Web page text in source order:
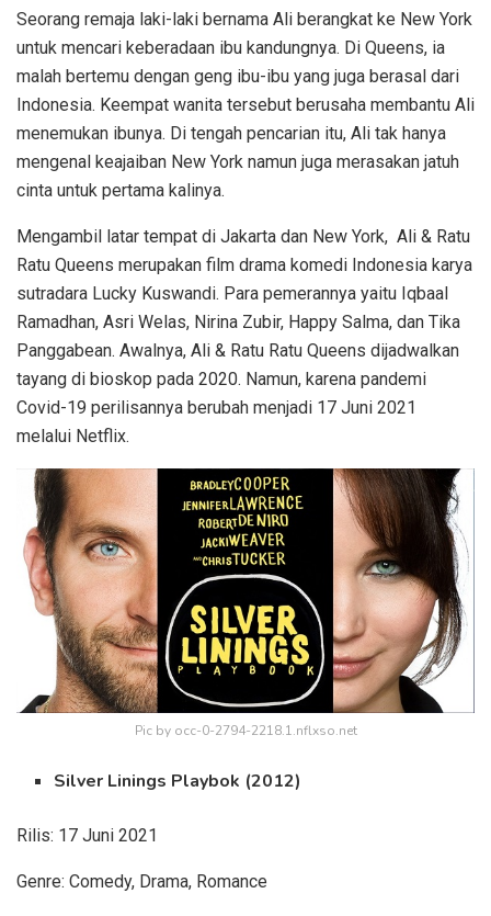
Seorang remaja laki-laki bernama Ali berangkat ke New York
untuk mencari keberadaan ibu kandungnya. Di Queens, ia
malah bertemu dengan geng ibu-ibu yang juga berasal dari
Indonesia. Keempat wanita tersebut berusaha membantu Ali
menemukan ibunya. Di tengah pencarian itu, Ali tak hanya
mengenal keajaiban New York namun juga merasakan jatuh
cinta untuk pertama kalinya.
Mengambil latar tempat di Jakarta dan New York, Ali & Ratu
Ratu Queens merupakan film drama komedi Indonesia karya
sutradara Lucky Kuswandi. Para pemerannya yaitu Iqbaal
Ramadhan, Asri Welas, Nirina Zubir, Happy Salma, dan Tika
Panggabean. Awalnya, Ali & Ratu Ratu Queens dijadwalkan
tayang di bioskop pada 2020. Namun, karena pandemi
Covid-19 perilisannya berubah menjadi 17 Juni 2021
melalui Netflix.
Pic by occ-0-2794-2218.1.nflxso.net
Silver Linings Playbok (2012)
Rilis: 17 Juni 2021
Genre: Comedy, Drama, Romance